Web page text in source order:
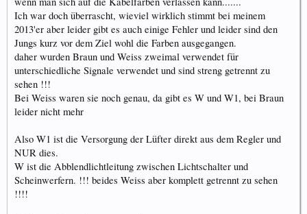
Ich war doch überrascht, wieviel wirklich stimmt bei meinem
2013'er aber leider gibt es auch einige Fehler und leider sind den
Jungs kurz vor dem Ziel wohl die Farben ausgegangen.
daher wurden Braun und Weiss zweimal verwendet für
unterschiedliche Signale verwendet und sind streng getrennt zu
sehen !!!
Bei Weiss waren sie noch genau, da gibt es W und W1, bei Braun
leider nicht mehr
Also W1 ist die Versorgung der Lüfter direkt aus dem Regler und
NUR dies.
W ist die Abblendlichtleitung zwischen Lichtschalter und
Scheinwerfern. !!! beides Weiss aber komplett getrennt zu sehen
!!!!